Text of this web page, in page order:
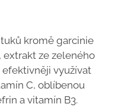
kromě garcinie
ze zeleného
využívat
C, oblíbenou
a vitamín B3.